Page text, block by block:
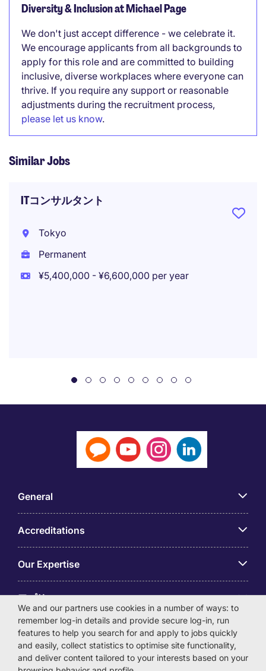
Diversity & Inclusion at Michael Page
We don't just accept difference - we celebrate it.
We encourage applicants from all backgrounds to
apply for this role and are committed to building
inclusive, diverse workplaces where everyone can
thrive. If you require any support or reasonable
adjustments during the recruitment process,
please let us know.
Similar Jobs
ITコンサルタント
Tokyo
Permanent
¥5,400,000 - ¥6,600,000 per year
General
Accreditations
Our Expertise
アプリ
Employer Centre
We and our partners use cookies in a number of ways: to
remember log-in details and provide secure log-in, run
features to help you search for and apply to jobs quickly
and easily, collect statistics to optimise site functionality,
and deliver content tailored to your interests based on your